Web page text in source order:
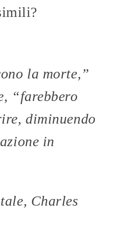
la morte,”
“farebbero
diminuendo
in
Charles